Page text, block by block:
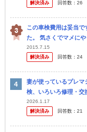
解決済み
回答数： 26
この車検費用は妥当
た。 気さくでマメに
ないので、次回の参考
2015.7.15
解決済み
回答数： 24
妻が使っているプレ
検、いろいろ修理・交
までの車検はだいたい
ダのデ...
2026.1.17
解決済み
回答数： 21